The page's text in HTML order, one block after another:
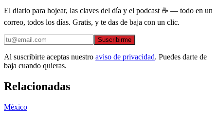
El diario para hojear, las claves del día y el podcast ☕ — todo en un
correo, todos los días. Gratis, y te das de baja con un clic.
Suscribirme
Al suscribirte aceptas nuestro aviso de privacidad. Puedes darte de
baja cuando quieras.
Relacionadas
México